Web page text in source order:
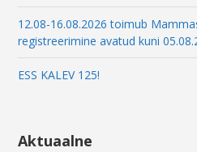
12.08-16.08.2026 toimub
registreerimine avatud kuni
ESS KALEV 125!
Aktuaalne